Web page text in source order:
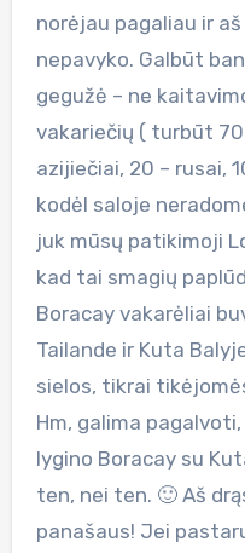
norėjau pagaliau ir
nepavyko. Galbūt
gegužė – ne
vakariečių ( turbūt
azijiečiai, 20 – rusai,
kodėl saloje
juk mūsų patikimoji
kad tai smagių
Boracay vakarėliai
Tailande ir Kuta
sielos, tikrai
Hm, galima
lygino Boracay su
ten, nei ten. 🙂 Aš
panašaus! Jei